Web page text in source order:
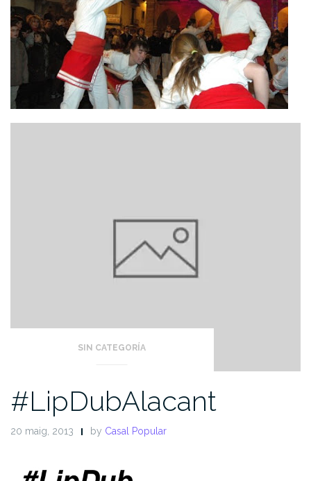
SIN CATEGORÍA
#LipDubAlacant
20 maig, 2013 by Casal Popular